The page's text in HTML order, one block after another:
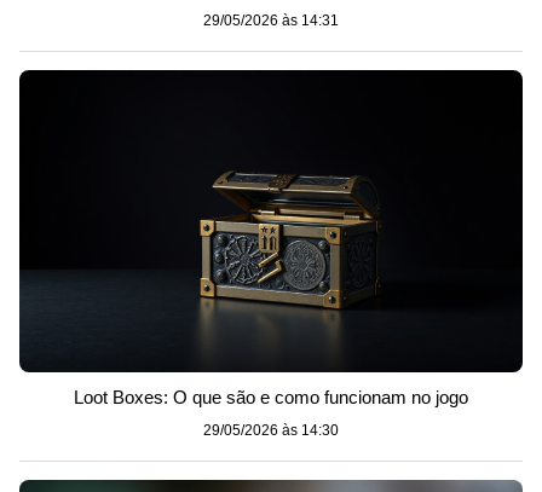
29/05/2026 às 14:31
Loot Boxes: O que são e como funcionam no jogo
29/05/2026 às 14:30